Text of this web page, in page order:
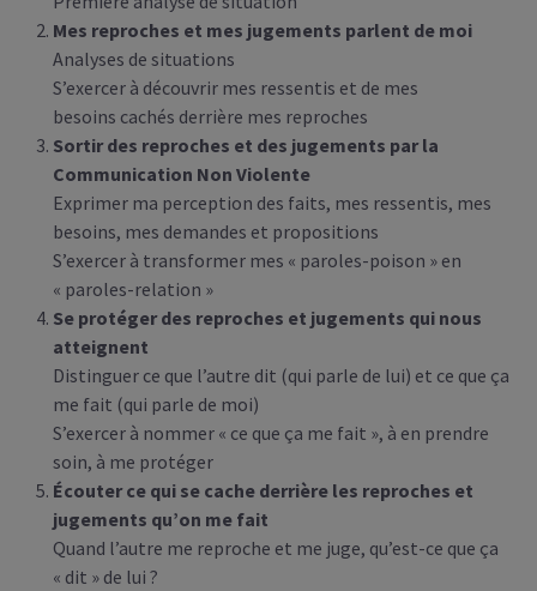
Mes reproches et mes jugements parlent de moi
Analyses de situations
S’exercer à découvrir mes ressentis et de mes
besoins cachés derrière mes reproches
Sortir des reproches et des jugements par la
Communication Non Violente
Exprimer ma perception des faits, mes ressentis, mes
besoins, mes demandes et propositions
S’exercer à transformer mes « paroles-poison » en
« paroles-relation »
Se protéger des reproches et jugements qui nous
atteignent
Distinguer ce que l’autre dit (qui parle de lui) et ce que ça
me fait (qui parle de moi)
S’exercer à nommer « ce que ça me fait », à en prendre
soin, à me protéger
Écouter ce qui se cache derrière les reproches et
jugements qu’on me fait
Quand l’autre me reproche et me juge, qu’est-ce que ça
« dit » de lui ?